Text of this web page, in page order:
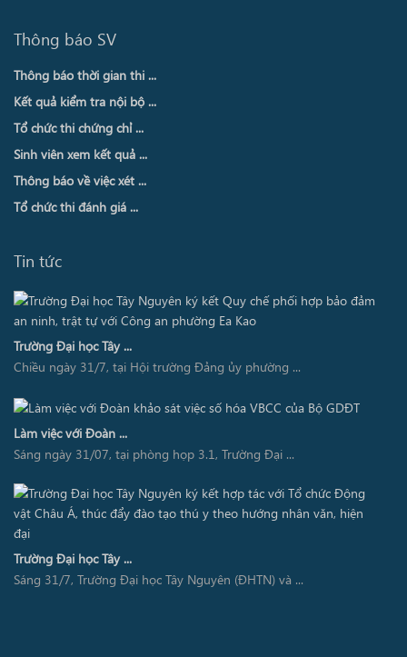
Thông báo SV
Thông báo thời gian thi ...
Kết quả kiểm tra nội bộ ...
Tổ chức thi chứng chỉ ...
Sinh viên xem kết quả ...
Thông báo về việc xét ...
Tổ chức thi đánh giá ...
Tin tức
Trường Đại học Tây ...
Chiều ngày 31/7, tại Hội trường Đảng ủy phường ...
Làm việc với Đoàn ...
Sáng ngày 31/07, tại phòng họp 3.1, Trường Đại ...
Trường Đại học Tây ...
Sáng 31/7, Trường Đại học Tây Nguyên (ĐHTN) và ...